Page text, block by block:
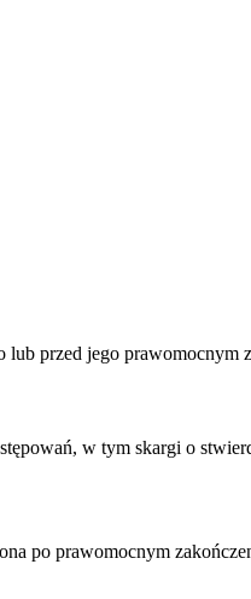
lub przed jego prawomocnym
w tym skargi o
po prawomocnym